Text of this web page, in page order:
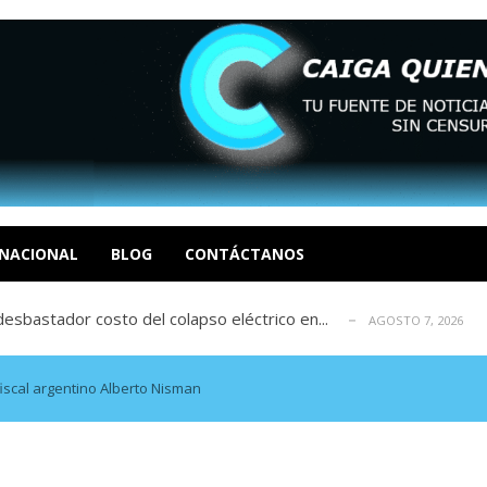
BLOG CONTÁCTANOS
apagones y promesas incumplidas... AGOSTO 6, 2026
de derechos humanos en el Minister... AGOSTO 6, 2026
un mercado impulsado por el auge de...
costo del colapso eléctrico en...
Por Dayana Cristina Duzoglou L. AGOSTO 6, 2026
apagones y promesas incumplidas... AGOSTO 6, 2026
de derechos humanos en el Minister...
un mercado impulsado por el auge de... AGOSTO 6, 2026
argentino Alberto Nisman